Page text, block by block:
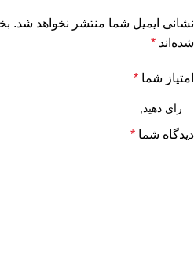
نشانی ایمیل شما منتشر نخواهد شد.
شده‌اند *
امتیاز شما *
دیدگاه شما *